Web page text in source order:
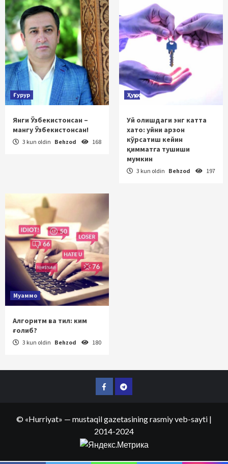
Ғурур
Янги Ўзбекистонсан –
мангу Ўзбекистонсан!
3 kun oldin Behzod 168
Ҳуқуқ
Уй олишдаги энг катта
хато: уйни арзон
кўрсатиш кейин
қимматга тушиши
мумкин
3 kun oldin Behzod 197
Муаммо
Алгоритм ва тил: ким
ғолиб?
3 kun oldin Behzod 180
FacebookTelegram
© «Hurriyat» — mustaqil gazetasining rasmiy veb-sayti |
2014-2024